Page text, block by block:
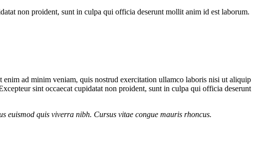
non proident, sunt in culpa qui officia deserunt mollit anim id est laborum.
ad minim veniam, quis nostrud exercitation ullamco laboris nisi ut aliquip
sint occaecat cupidatat non proident, sunt in culpa qui officia deserunt
euismod quis viverra nibh. Cursus vitae congue mauris rhoncus.